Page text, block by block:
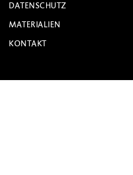
DATENSCHUTZ
MATERIALIEN
KONTAKT